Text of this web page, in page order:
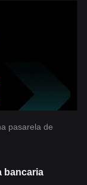
pasarela de
bancaria